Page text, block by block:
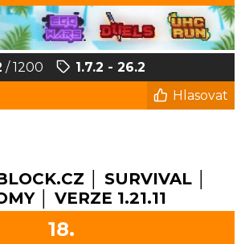
/ 1200
1.7.2 - 26.2
Hlasovat
│ SURVIVAL │
│ VERZE 1.21.11
18.